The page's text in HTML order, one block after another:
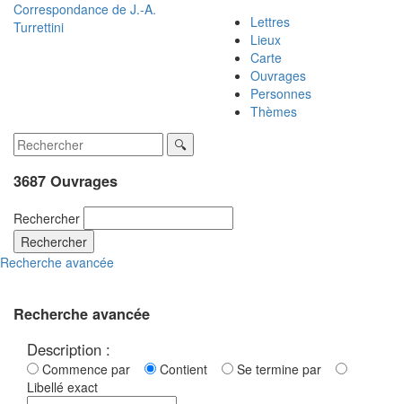
Correspondance de J.-A.
Turrettini
Lettres
Lieux
Carte
Ouvrages
Personnes
Thèmes
3687 Ouvrages
Rechercher
Rechercher
Recherche avancée
Recherche avancée
Description :
Commence par Contient
Se termine par
Libellé exact